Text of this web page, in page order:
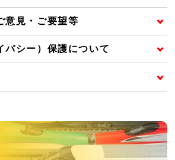
意見・ご要望等
バシー）保護について